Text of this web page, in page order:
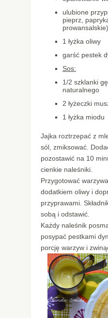
ulubione
pieprz,
prowansalskie)
1 łyżka oliwy
garść pestek
Sos:
1/2 szklanki
naturalnego
2 łyżeczki
1 łyżka miodu
Jajka roztrzepać z
sól, zmiksować.
pozostawić na 10
cienkie naleśniki.
Przygotować
dodatkiem oliwy i
przyprawami.
sobą i odstawić.
Każdy naleśnik
posypać pestkami
porcję warzyw i